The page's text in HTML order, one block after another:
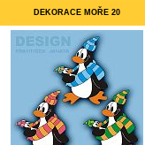
DEKORACE MOŘE 20